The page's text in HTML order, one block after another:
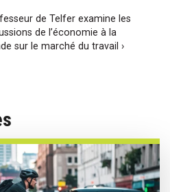
de Telfer examine les
de l’économie à la
sur le marché du travail ›